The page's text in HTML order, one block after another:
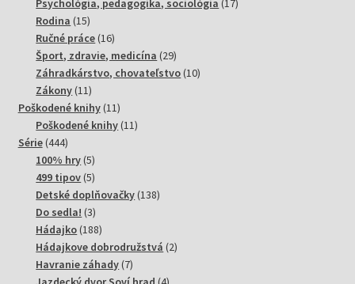
Psychológia, pedagogika, sociológia 17
Rodina 1515
produktov
Ručné práce 1616
produktov
Šport, zdravie, medicína 2929
produktov
Záhradkárstvo, chovateľstvo 1010
Zákony 1111
produktov
Poškodené knihy 1111
produktov
Poškodené knihy 1111
Série 444444
produktov
100% hry 55
produktov
499 tipov 55
produktov
Detské doplňovačky 138138
Do sedla! 33
produkty
Hádajko 188188
produktov
Hádajkove dobrodružstvá 22
Havranie záhady 77
produktov
4